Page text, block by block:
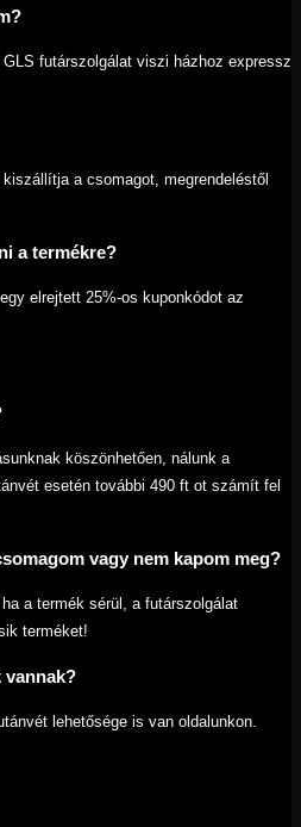
futárszolgálat viszi házhoz expressz
a csomagot, megrendeléstől
a termékre?
elrejtett 25%-os kuponkódot az
köszönhetően, nálunk a
esetén további 490 ft ot számít fel
vagy nem kapom meg?
a termék sérül, a futárszolgálat
terméket!
vannak?
lehetősége is van oldalunkon.